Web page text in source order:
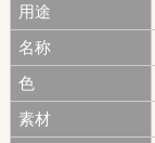
用途
名称
色
素材